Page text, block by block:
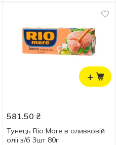
+
581.50 ₴
Тунець Rio Mare в оливковій
олії з/б 3шт 80г